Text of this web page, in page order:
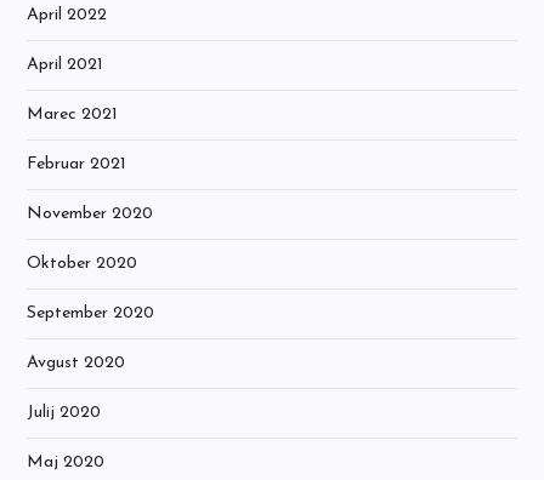
April 2022
April 2021
Marec 2021
Februar 2021
November 2020
Oktober 2020
September 2020
Avgust 2020
Julij 2020
Maj 2020